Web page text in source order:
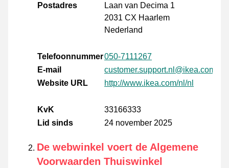
Postadres
Laan van Decima 1
2031 CX Haarlem
Nederland
Telefoonnummer050-7111267
E-mail
customer.support.nl@ikea.com
Website URL
http://www.ikea.com/nl/nl
KvK
33166333
Lid sinds
24 november 2025
De webwinkel voert de Algemene
Voorwaarden Thuiswinkel